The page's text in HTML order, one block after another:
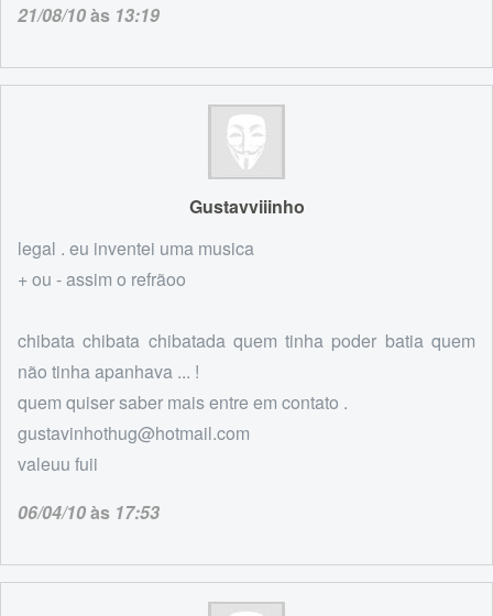
21/08/10às 13:19
Gustavviiinho
legal . eu inventei uma musica
+ ou - assim o refrãoo
chibata chibata chibatada quem tinha poder batia quem
não tinha apanhava ... !
quem quiser saber mais entre em contato .
gustavinhothug@hotmail.com
valeuu fuii
06/04/10às 17:53